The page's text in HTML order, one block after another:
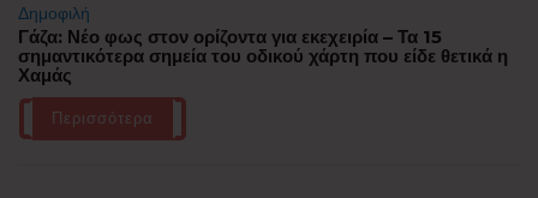
Δημοφιλή
Γάζα: Νέο φως στον ορίζοντα για εκεχειρία – Τα 15
σημαντικότερα σημεία του οδικού χάρτη που είδε θετικά η
Χαμάς
Περισσότερα